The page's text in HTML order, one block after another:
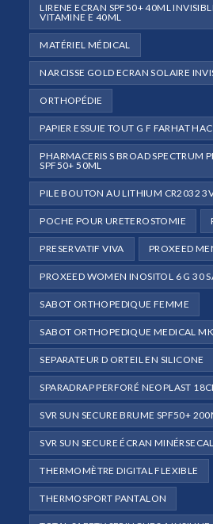
LIRENE ECRAN SPF50+ 40ML
VITAMINE E 40ML
MATÉRIEL MÉDICAL
NARCISSE GOLD ECRAN SOLAIRE
ORTHOPÉDIE
PAPIER ESSUIE TOUT G F FARHAT
PHARMACERIS S BROAD SPECTRUM
SPF50+ 50ML
PILE BOUTON AU LITHIUM CR2032
POCHE POUR URETEROSTOMIE
PRESERVATIF VIVA PROXEED
PROXEED WOMEN INOSITOL 6 G 30
SABOT ORTHOPEDIQUE FEMME
SABOT ORTHOPEDIQUE MEDICAL MK
SEPARATEUR D ORTEIL EN SILICONE
SPARADRAP PERFORÉ NEOPLAST
SVR SUN SECURE BRUME SPF50+
SVR SUN SECURE ÉCRAN
THERMOMÈTRE DIGITAL FLEXIBLE
THERMOSPORT PANTALON